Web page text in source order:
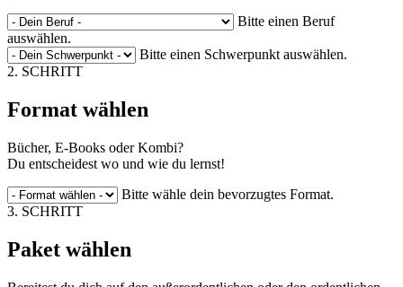
Bitte einen Beruf
auswählen.
Bitte einen Schwerpunkt auswählen.
2. SCHRITT
Format wählen
Bücher, E-Books oder Kombi?
Du entscheidest wo und wie du lernst!
Bitte wähle dein bevorzugtes Format.
3. SCHRITT
Paket wählen